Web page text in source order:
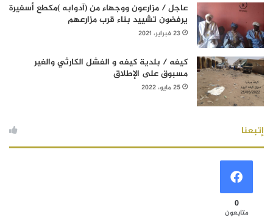
عاجل / مزارعون ووجهاء من (آدوابه )مكطع أسفيرة
يرفضون تشييد بناء قرب مزارعهم
23 فبراير، 2021
كيفه / بلدية كيفه و الفشل الكارثي والغير
مسبوق على الإطلاق
25 مايو، 2022
إتبعنا
0
متابعون